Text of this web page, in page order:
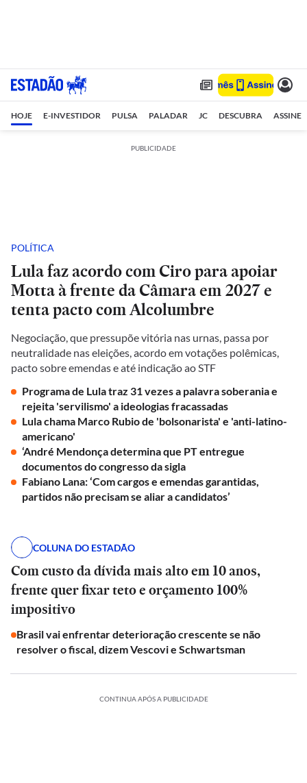
HOJE E-INVESTIDOR PULSA PALADAR JC DESCUBRA ASSINE
PUBLICIDADE
POLÍTICA
Lula faz acordo com Ciro para apoiar
Motta à frente da Câmara em 2027 e
tenta pacto com Alcolumbre
Negociação, que pressupõe vitória nas urnas, passa por
neutralidade nas eleições, acordo em votações polêmicas,
pacto sobre emendas e até indicação ao STF
Programa de Lula traz 31 vezes a palavra soberania e
rejeita 'servilismo' a ideologias fracassadas
Lula chama Marco Rubio de 'bolsonarista' e 'anti-latino-
americano'
‘André Mendonça determina que PT entregue
documentos do congresso da sigla
Fabiano Lana: ‘Com cargos e emendas garantidas,
partidos não precisam se aliar a candidatos’
COLUNA DO ESTADÃO
Com custo da dívida mais alto em 10 anos,
frente quer fixar teto e orçamento 100%
impositivo
Brasil vai enfrentar deterioração crescente se não
resolver o fiscal, dizem Vescovi e Schwartsman
CONTINUA APÓS A PUBLICIDADE